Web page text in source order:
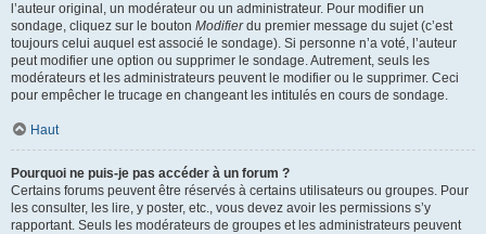
l’auteur original, un modérateur ou un administrateur. Pour modifier un
sondage, cliquez sur le bouton Modifierdu premier message du sujet (c’est
toujours celui auquel est associé le sondage). Si personne n’a voté, l’auteur
peut modifier une option ou supprimer le sondage. Autrement, seuls les
modérateurs et les administrateurs peuvent le modifier ou le supprimer. Ceci
pour empêcher le trucage en changeant les intitulés en cours de sondage.
Haut
Pourquoi ne puis-je pas accéder à un forum ?
Certains forums peuvent être réservés à certains utilisateurs ou groupes. Pour
les consulter, les lire, y poster, etc., vous devez avoir les permissions s’y
rapportant. Seuls les modérateurs de groupes et les administrateurs peuvent